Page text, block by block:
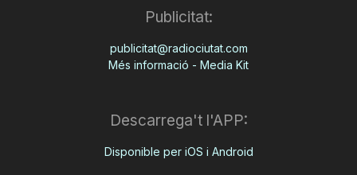
Publicitat:
publicitat@radiociutat.com
Més informació - Media Kit
Descarrega't l'APP:
Disponible per iOS i Android